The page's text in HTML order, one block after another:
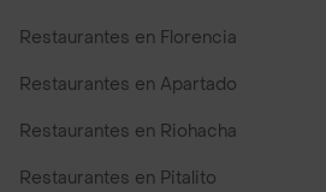
Restaurantes en Florencia
Restaurantes en Apartado
Restaurantes en Riohacha
Restaurantes en Pitalito